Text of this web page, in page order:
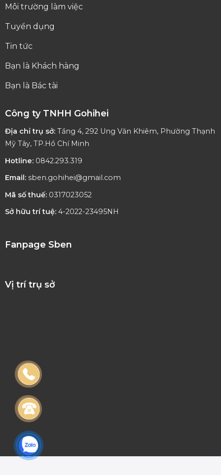
Môi trường làm việc
Tuyển dụng
Tin tức
Bạn là Khách hàng
Bạn là Bác tài
Công ty TNHH Gohihei
Địa chỉ trụ sở:Tầng 4, 292 Ung Văn Khiêm, Phường Thạnh
Mỹ Tây, TP.Hồ Chí Minh
Hotline:0842.293.319
Email: sben.gohihei@gmail.com
Mã số thuế:0317023052
Sở hữu trí tuệ:4-2022-23495NH
Fanpage Sben
Vị trí trụ sở